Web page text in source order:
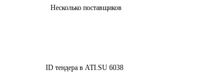
Несколько поставщиков
ID тендера в ATI.SU 6038